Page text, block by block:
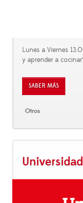
Lunes a Viernes
y aprender a
SABER MÁS
Otros